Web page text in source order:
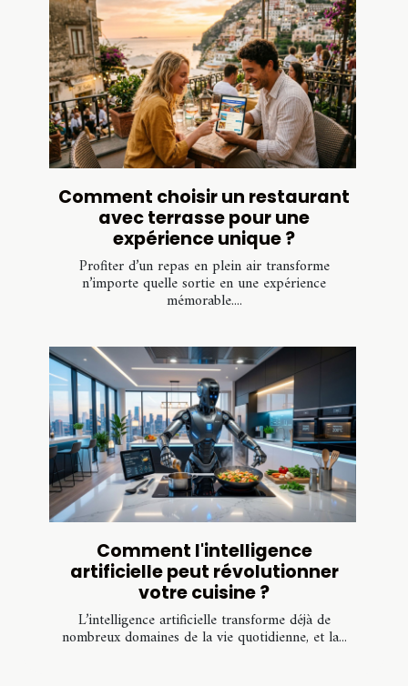
Comment choisir un restaurant
avec terrasse pour une
expérience unique ?
Profiter d’un repas en plein air transforme
n’importe quelle sortie en une expérience
mémorable....
Comment l'intelligence
artificielle peut révolutionner
votre cuisine ?
L’intelligence artificielle transforme déjà de
nombreux domaines de la vie quotidienne, et la...